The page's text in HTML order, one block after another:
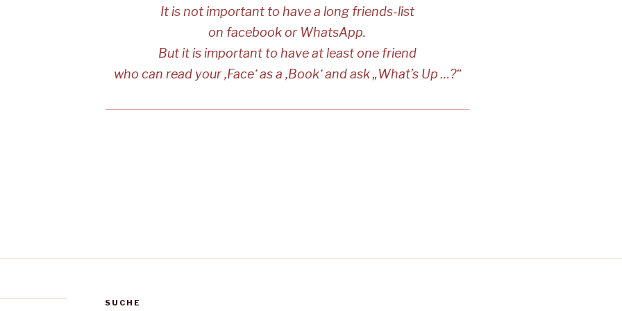
It is not important to have a long friends-list
on facebook or WhatsApp.
But it is important to have at least one friend
who can read your ‚Face‘ as a ‚Book‘ and ask „What’s Up …?“
SUCHE